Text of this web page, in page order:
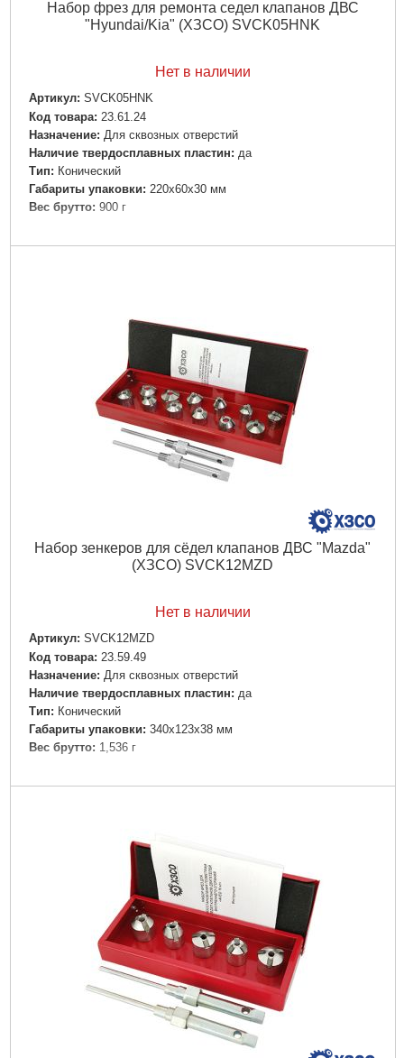
Набор фрез для ремонта седел клапанов ДВС
"Hyundai/Kia" (ХЗСО) SVCK05HNK
Нет в наличии
Артикул: SVCK05HNK
Код товара: 23.61.24
Назначение: Для сквозных отверстий
Наличие твердосплавных пластин: да
Тип: Конический
Габариты упаковки: 220x60x30 мм
Вес брутто: 900 г
Подробнее...
Набор зенкеров для сёдел клапанов ДВС "Mazda"
(ХЗСО) SVCK12MZD
Нет в наличии
Артикул: SVCK12MZD
Код товара: 23.59.49
Назначение: Для сквозных отверстий
Наличие твердосплавных пластин: да
Тип: Конический
Габариты упаковки: 340x123x38 мм
Вес брутто: 1,536 г
Подробнее...